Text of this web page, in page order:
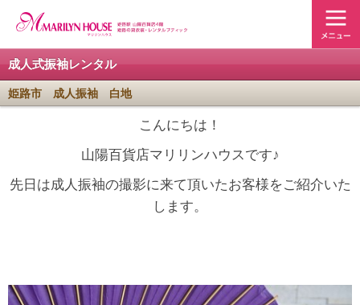
成人式振袖レンタル
姫路市 成人振袖 白地
こんにちは！
山陽百貨店マリリンハウスです♪
先日は成人振袖の撮影に来て頂いたお客様をご紹介いた
します。